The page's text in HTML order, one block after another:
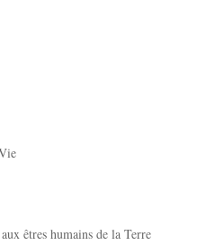
êtres humains de la Terre